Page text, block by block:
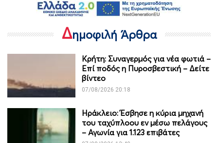
Δημοφιλή Άρθρα
Κρήτη: Συναγερμός για νέα φωτιά –
Επί ποδός η Πυροσβεστική – Δείτε
βίντεο
07/08/2026 20:18
Ηράκλειο: Έσβησε η κύρια μηχανή
του ταχύπλοου εν μέσω πελάγους
– Αγωνία για 1.123 επιβάτες